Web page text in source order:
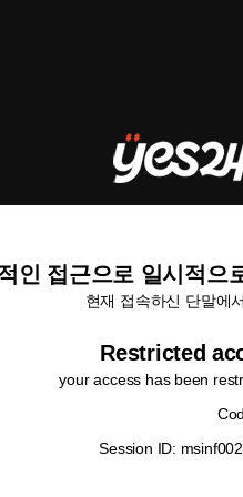
인 접근으로 일시적으
현재 접속하신 단말에
Restricted
your access has been
Session ID: